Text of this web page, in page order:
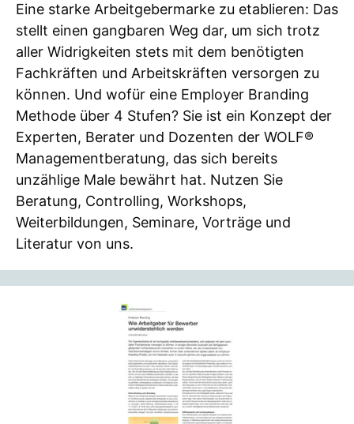
Eine starke Arbeitgebermarke zu etablieren: Das
stellt einen gangbaren Weg dar, um sich trotz
aller Widrigkeiten stets mit dem benötigten
Fachkräften und Arbeitskräften versorgen zu
können. Und wofür eine Employer Branding
Methode über 4 Stufen? Sie ist ein Konzept der
Experten, Berater und Dozenten der WOLF®
Managementberatung, das sich bereits
unzählige Male bewährt hat. Nutzen Sie
Beratung, Controlling, Workshops,
Weiterbildungen, Seminare, Vorträge und
Literatur von uns.